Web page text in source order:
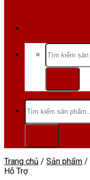
Tìm
kiếm:
Tìm
kiếm:
Trang chủ / Sản phẩm /
Hỗ Trợ